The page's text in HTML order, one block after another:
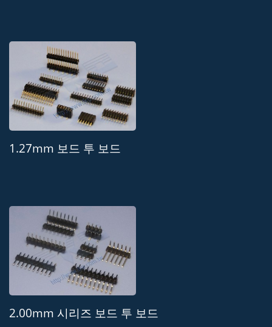
1.27mm 보드 투 보드
2.00mm 시리즈 보드 투 보드